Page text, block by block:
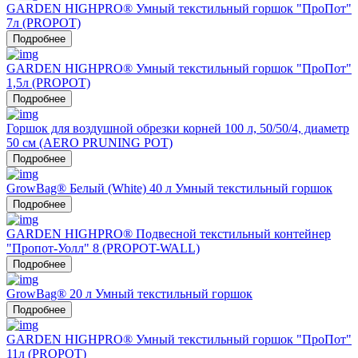
GARDEN HIGHPRO® Умный текстильный горшок "ПроПот"
7л (PROPOT)
Подробнее
GARDEN HIGHPRO® Умный текстильный горшок "ПроПот"
1,5л (PROPOT)
Подробнее
Горшок для воздушной обрезки корней 100 л, 50/50/4, диаметр
50 см (AERO PRUNING POT)
Подробнее
GrowBag® Белый (White) 40 л Умный текстильный горшок
Подробнее
GARDEN HIGHPRO® Подвесной текстильный контейнер
"Пропот-Уолл" 8 (PROPOT-WALL)
Подробнее
GrowBag® 20 л Умный текстильный горшок
Подробнее
GARDEN HIGHPRO® Умный текстильный горшок "ПроПот"
11л (PROPOT)